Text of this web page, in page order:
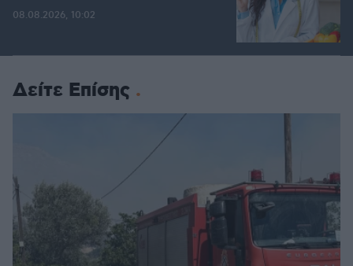
08.08.2026, 10:02
Δείτε Επίσης